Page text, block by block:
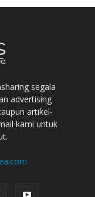
segala
advertising
artikel-
kami untuk